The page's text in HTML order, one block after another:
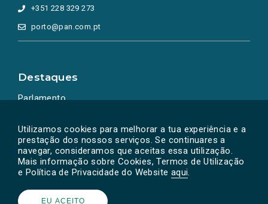
Utilizamos cookies para melhorar a tua experiência e a
prestação dos nossos serviços. Se continuares a
navegar, consideramos que aceitas essa utilização.
Mais informação sobre Cookies, Termos de Utilização
e Política de Privacidade do Website aqui.
EU ACEITO
+351 228 329 273
porto@pan.com.pt
Destaques
Parlamento